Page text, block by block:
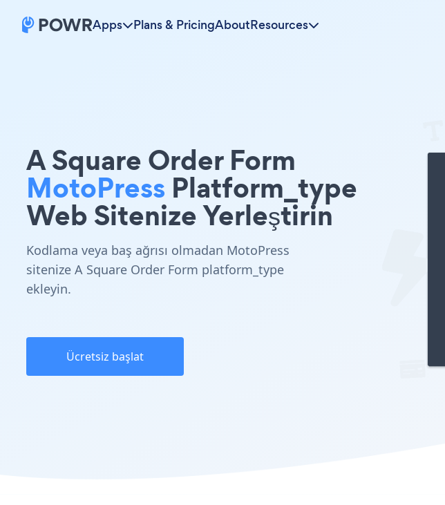
Apps Plans & PricingAboutResources
A Square Order Form
MotoPress Platform_type
Web Sitenize Yerleştirin
Kodlama veya baş ağrısı olmadan MotoPress
sitenize A Square Order Form platform_type
ekleyin.
Ücretsiz başlat